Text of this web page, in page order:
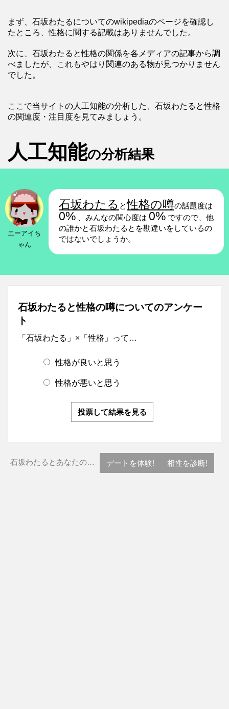
まず、石坂わたるについてのwikipediaのページを確認し
たところ、性格に関する記載はありませんでした。
次に、石坂わたると性格の関係を各メディアの記事から調
べましたが、これもやはり関連のある物が見つかりません
でした。
ここで当サイトの人工知能の分析した、石坂わたると性格
の関連度・注目度を見てみましょう。
人工知能の分析結果
エーアイち
ゃん
石坂わたる と性格の噂の話題度は
0% 、みんなの関心度は 0% ですので、他
の誰かと石坂わたるとを勘違いをしているの
ではないでしょうか。
石坂わたると性格の噂についてのアンケー
ト
「石坂わたる」×「性格」って…
性格が良いと思う
性格が悪いと思う
投票して結果を見る
石坂わたるとあなたの… デートを体験! 相性を診断!